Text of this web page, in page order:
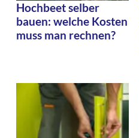
Hochbeet selber
bauen: welche Kosten
muss man rechnen?